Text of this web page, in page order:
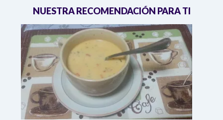
NUESTRA RECOMENDACIÓN PARA TI